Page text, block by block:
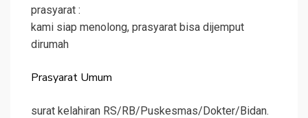
prasyarat :
kami siap menolong, prasyarat bisa dijemput
dirumah
Prasyarat Umum
surat kelahiran RS/RB/Puskesmas/Dokter/Bidan.